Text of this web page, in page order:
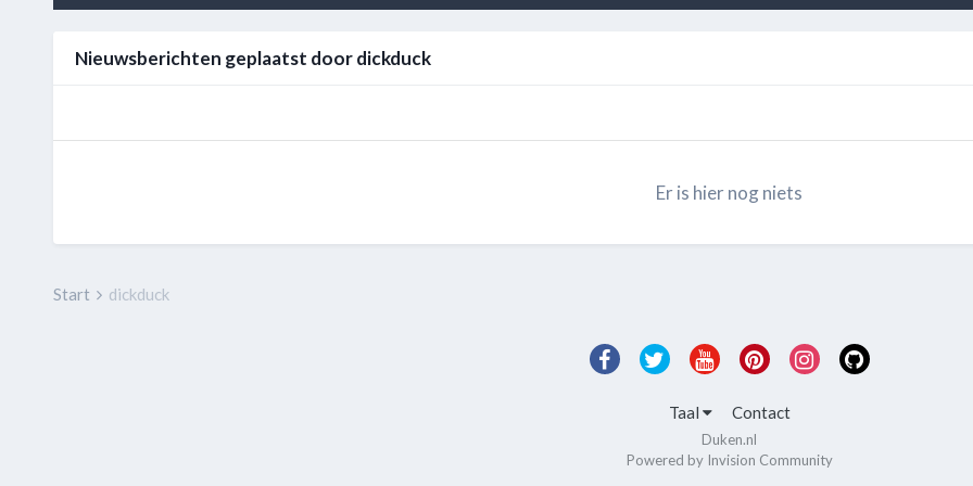
Nieuwsberichten geplaatst door dickduck
Er is hier nog niets
Start dickduck
Taal Contact
Duken.nl
Powered by Invision Community